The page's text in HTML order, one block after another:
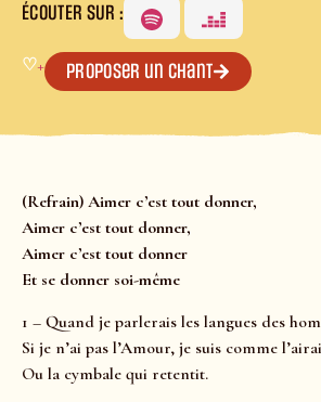
ÉCOUTER SUR :
♡+ Proposer un chant
(Refrain) Aimer c’est tout donner,
Aimer c’est tout donner,
Aimer c’est tout donner
Et se donner soi-même
1 – Quand je parlerais les langues des
Si je n’ai pas l’Amour, je suis comme
Ou la cymbale qui retentit.